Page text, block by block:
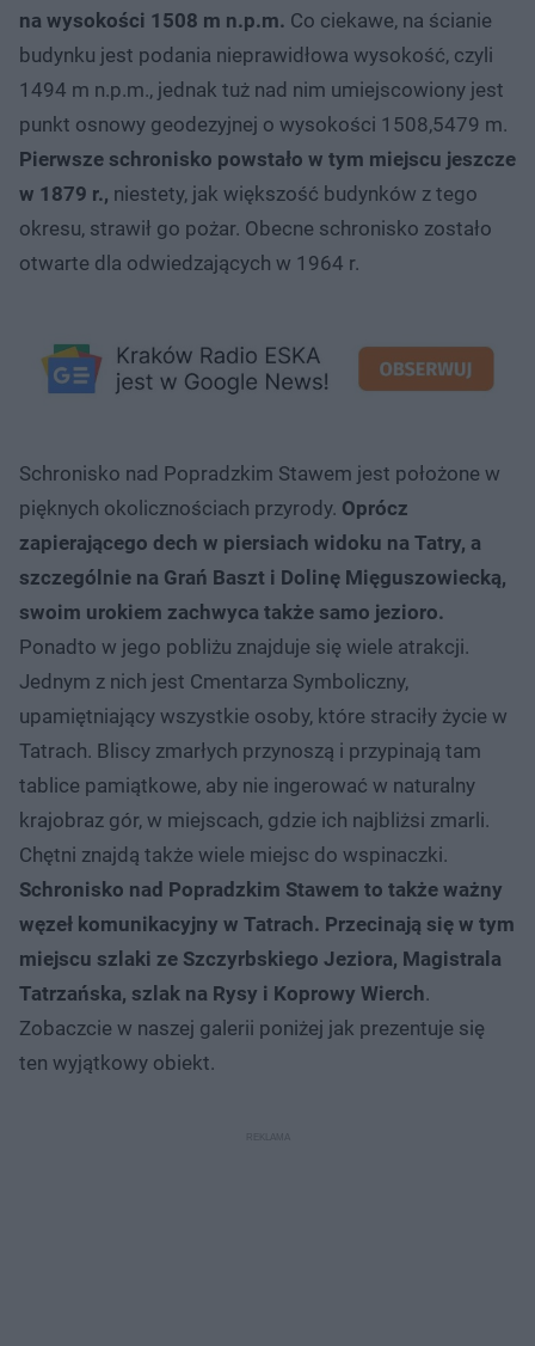
na wysokości 1508 m n.p.m. Co ciekawe, na ścianie
budynku jest podania nieprawidłowa wysokość, czyli
1494 m n.p.m., jednak tuż nad nim umiejscowiony jest
punkt osnowy geodezyjnej o wysokości 1508,5479 m.
Pierwsze schronisko powstało w tym miejscu jeszcze
w 1879 r., niestety, jak większość budynków z tego
okresu, strawił go pożar. Obecne schronisko zostało
otwarte dla odwiedzających w 1964 r.
Schronisko nad Popradzkim Stawem jest położone w
pięknych okolicznościach przyrody. Oprócz
zapierającego dech w piersiach widoku na Tatry, a
szczególnie na Grań Baszt i Dolinę Mięguszowiecką,
swoim urokiem zachwyca także samo jezioro.
Ponadto w jego pobliżu znajduje się wiele atrakcji.
Jednym z nich jest Cmentarza Symboliczny,
upamiętniający wszystkie osoby, które straciły życie w
Tatrach. Bliscy zmarłych przynoszą i przypinają tam
tablice pamiątkowe, aby nie ingerować w naturalny
krajobraz gór, w miejscach, gdzie ich najbliżsi zmarli.
Chętni znajdą także wiele miejsc do wspinaczki.
Schronisko nad Popradzkim Stawem to także ważny
węzeł komunikacyjny w Tatrach. Przecinają się w tym
miejscu szlaki ze Szczyrbskiego Jeziora, Magistrala
Tatrzańska, szlak na Rysy i Koprowy Wierch.
Zobaczcie w naszej galerii poniżej jak prezentuje się
ten wyjątkowy obiekt.